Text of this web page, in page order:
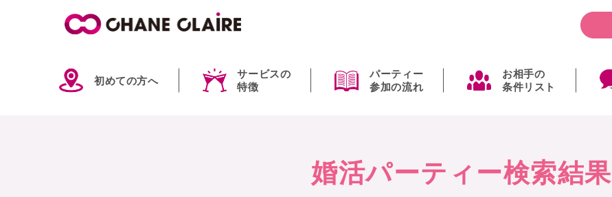
初めての方へ
サービスの
特徴
パーティー
参加の流れ
お相手の
条件リスト
婚活パーティー検索結果